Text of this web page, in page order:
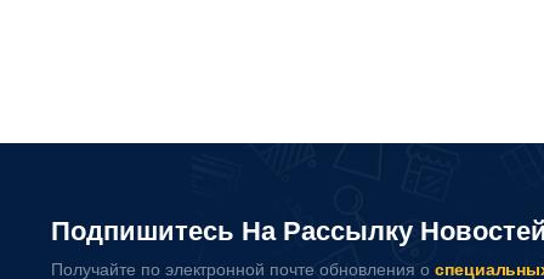
Подпишитесь На Рассылку Новостей
Получайте по электронной почте обновления о